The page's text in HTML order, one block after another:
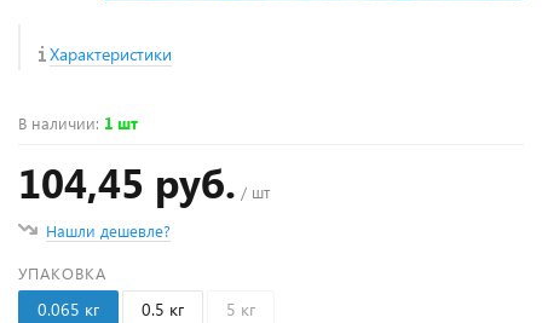
Характеристики
В наличии: 1 шт
104,45 руб. / шт
Нашли дешевле?
УПАКОВКА
0.065 кг 0.5 кг 5 кг